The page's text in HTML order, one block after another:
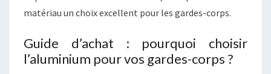
matériau un choix excellent pour les gardes-corps.
Guide d’achat : pourquoi choisir
l’aluminium pour vos gardes-corps ?